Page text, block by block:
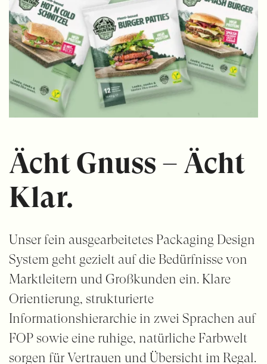
Ächt Gnuss – Ächt
Klar.
Unser fein ausgearbeitetes Packaging Design
System geht gezielt auf die Bedürfnisse von
Marktleitern und Großkunden ein. Klare
Orientierung, strukturierte
Informationshierarchie in zwei Sprachen auf
FOP sowie eine ruhige, natürliche Farbwelt
sorgen für Vertrauen und Übersicht im Regal.